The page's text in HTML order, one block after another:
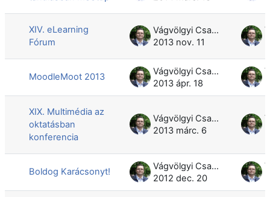
XIV. eLearning
Fórum
Vágvölgyi Csaba
2013 nov. 11
MoodleMoot 2013
Vágvölgyi Csaba
2013 ápr. 18
XIX. Multimédia az
oktatásban
konferencia
Vágvölgyi Csaba
2013 márc. 6
Boldog Karácsonyt!
Vágvölgyi Csaba
2012 dec. 20